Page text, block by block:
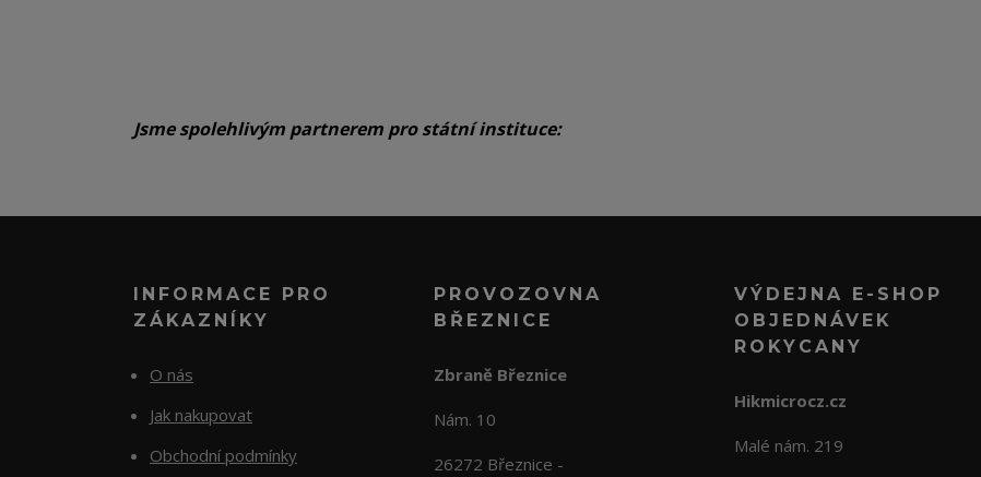
Jsme spolehlivým partnerem pro státní instituce:
INFORMACE PRO
ZÁKAZNÍKY
O nás
Jak nakupovat
Obchodní podmínky
PROVOZOVNA
BŘEZNICE
Zbraně Březnice
Nám. 10
26272 Březnice -
VÝDEJNA E-SHOP
OBJEDNÁVEK
ROKYCANY
Hikmicrocz.cz
Malé nám. 219